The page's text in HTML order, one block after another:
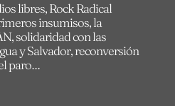
libres, Rock Radical
insumisos, la
solidaridad con las
y Salvador, reconversión
paro…